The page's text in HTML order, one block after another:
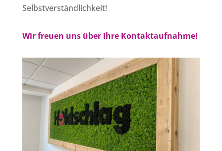
Selbstverständlichkeit!
Wir freuen uns über Ihre Kontaktaufnahme!